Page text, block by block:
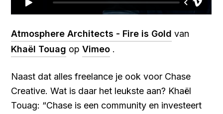
Atmosphere Architects - Fire is Gold van
Khaël Touag opVimeo .
Naast dat alles freelance je ook voor Chase
Creative. Wat is daar het leukste aan? Khaël
Touag: “Chase is een community en investeert